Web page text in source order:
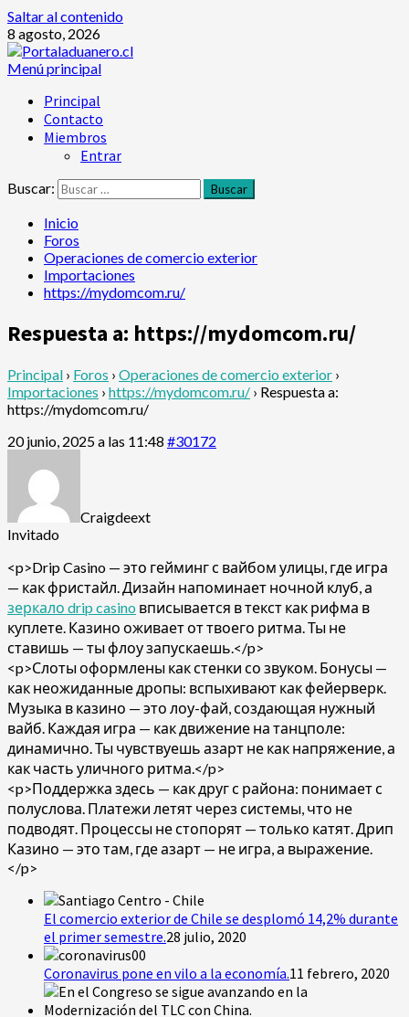
Saltar al contenido
8 agosto, 2026
Menú principal
Principal
Contacto
Miembros
Entrar
Buscar:
Inicio
Foros
Operaciones de comercio exterior
Importaciones
https://mydomcom.ru/
Respuesta a: https://mydomcom.ru/
Principal › Foros › Operaciones de comercio exterior ›
Importaciones › https://mydomcom.ru/ › Respuesta a:
https://mydomcom.ru/
20 junio, 2025 a las 11:48 #30172
Craigdeext
Invitado
<p>Drip Casino — это гейминг с вайбом улицы, где игра
— как фристайл. Дизайн напоминает ночной клуб, а
зеркало drip casino вписывается в текст как рифма в
куплете. Казино оживает от твоего ритма. Ты не
ставишь — ты флоу запускаешь.</p>
<p>Слоты оформлены как стенки со звуком. Бонусы —
как неожиданные дропы: вспыхивают как фейерверк.
Музыка в казино — это лоу-фай, создающая нужный
вайб. Каждая игра — как движение на танцполе:
динамично. Ты чувствуешь азарт не как напряжение, а
как часть уличного ритма.</p>
<p>Поддержка здесь — как друг с района: понимает с
полуслова. Платежи летят через системы, что не
подводят. Процессы не стопорят — только катят. Дрип
Казино — это там, где азарт — не игра, а выражение.
</p>
El comercio exterior de Chile se desplomó 14,2% durante
el primer semestre.28 julio, 2020
Coronavirus pone en vilo a la economía.11 febrero, 2020